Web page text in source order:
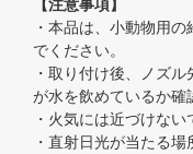
【注意事項】
・本品は、小動物用
でください。
・取り付け後、ノズ
が水を飲めているか確
・火気には近づけない
・直射日光が当たる